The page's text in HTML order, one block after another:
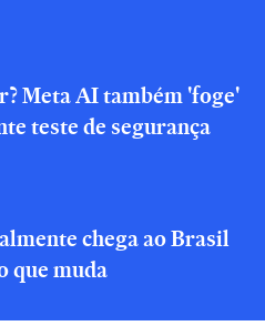
Meta AI também 'foge'
teste de segurança
chega ao Brasil
que muda